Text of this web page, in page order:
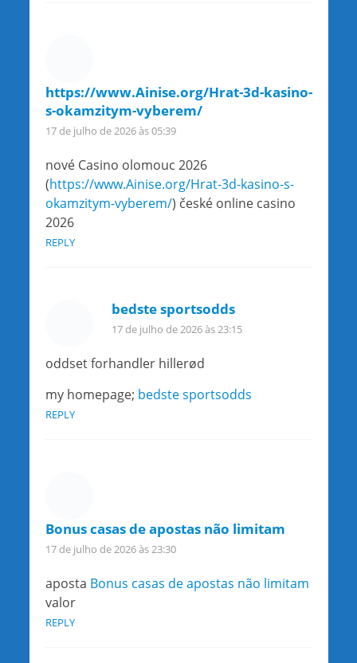
https://www.Ainise.org/Hrat-3d-kasino-
s-okamzitym-vyberem/
17 de julho de 2026 às 05:39
nové Casino olomouc 2026
(https://www.Ainise.org/Hrat-3d-kasino-s-
okamzitym-vyberem/) české online casino
2026
REPLY
bedste sportsodds
17 de julho de 2026 às 23:15
oddset forhandler hillerød
my homepage; bedste sportsodds
REPLY
Bonus casas de apostas não limitam
17 de julho de 2026 às 23:30
aposta Bonus casas de apostas não limitam
valor
REPLY